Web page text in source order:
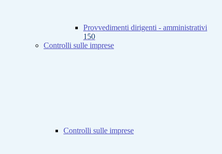
Provvedimenti dirigenti - amministrativi
150
Controlli sulle imprese
Controlli sulle imprese